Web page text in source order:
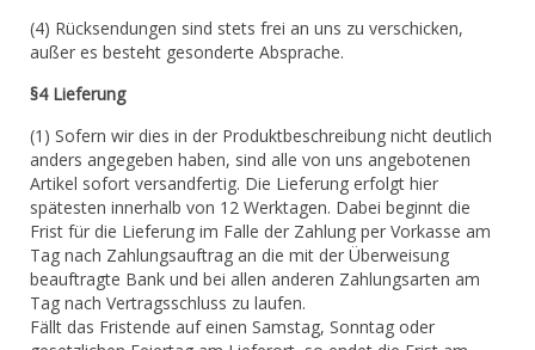
(4) Rücksendungen sind stets frei an uns zu verschicken,
außer es besteht gesonderte Absprache.
§4 Lieferung
(1) Sofern wir dies in der Produktbeschreibung nicht deutlich
anders angegeben haben, sind alle von uns angebotenen
Artikel sofort versandfertig. Die Lieferung erfolgt hier
spätesten innerhalb von 12 Werktagen. Dabei beginnt die
Frist für die Lieferung im Falle der Zahlung per Vorkasse am
Tag nach Zahlungsauftrag an die mit der Überweisung
beauftragte Bank und bei allen anderen Zahlungsarten am
Tag nach Vertragsschluss zu laufen.
Fällt das Fristende auf einen Samstag, Sonntag oder